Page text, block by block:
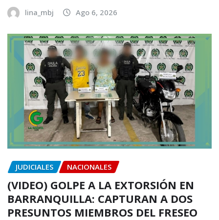
lina_mbj Ago 6, 2026
JUDICIALES NACIONALES
(VIDEO) GOLPE A LA EXTORSIÓN EN
BARRANQUILLA: CAPTURAN A DOS
PRESUNTOS MIEMBROS DEL FRESEO